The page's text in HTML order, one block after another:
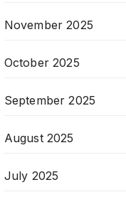
November 2025
October 2025
September 2025
August 2025
July 2025